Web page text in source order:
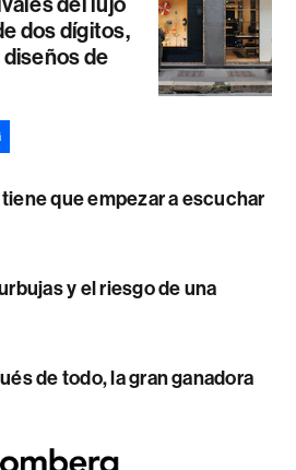
dos dígitos,
de
que empezar a escuchar
y el riesgo de una
de todo, la gran ganadora